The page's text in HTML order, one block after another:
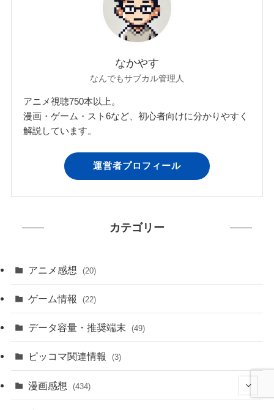
なかやす
なんでもサブカル管理人
アニメ視聴750本以上。
漫画・ゲーム・スト6など、初心者向けに分かりやすく
解説しています。
運営者プロフィール
カテゴリー
アニメ感想 (20)
ゲーム情報 (22)
データ容量・推奨端末 (49)
ピッコマ関連情報 (3)
漫画感想 (434)